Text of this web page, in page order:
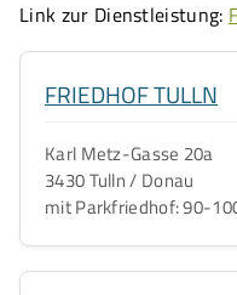
Link zur Dienstleistung:
FRIEDHOF TULLN
Karl Metz-Gasse 20a
3430 Tulln / Donau
mit Parkfriedhof: 90-